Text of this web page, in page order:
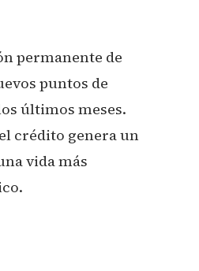
permanente de
puntos de
últimos meses.
crédito genera un
vida más